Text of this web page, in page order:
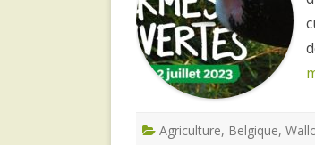
Agriculture, Belgique,